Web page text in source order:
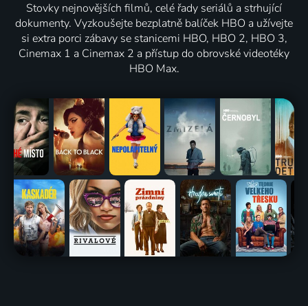
Stovky nejnovějších filmů, celé řady seriálů a strhující
dokumenty. Vyzkoušejte bezplatně balíček HBO a užívejte
si extra porci zábavy se stanicemi HBO, HBO 2, HBO 3,
Cinemax 1 a Cinemax 2 a přístup do obrovské videotéky
HBO Max.